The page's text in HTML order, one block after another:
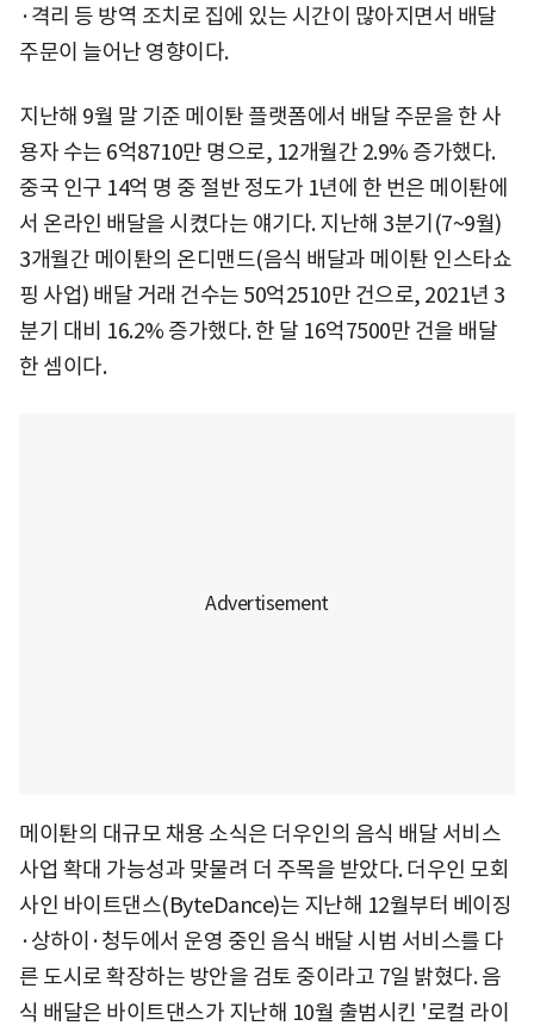
·격리 등 방역 조치로 집에 있는 시간이 많아지면서 배달
주문이 늘어난 영향이다.
지난해 9월 말 기준 메이퇀 플랫폼에서 배달 주문을 한 사
용자 수는 6억8710만 명으로, 12개월간 2.9% 증가했다.
중국 인구 14억 명 중 절반 정도가 1년에 한 번은 메이퇀에
서 온라인 배달을 시켰다는 얘기다. 지난해 3분기(7~9월)
3개월간 메이퇀의 온디맨드(음식 배달과 메이퇀 인스타쇼
핑 사업) 배달 거래 건수는 50억2510만 건으로, 2021년 3
분기 대비 16.2% 증가했다. 한 달 16억7500만 건을 배달
한 셈이다.
메이퇀의 대규모 채용 소식은 더우인의 음식 배달 서비스
사업 확대 가능성과 맞물려 더 주목을 받았다. 더우인 모회
사인 바이트댄스(ByteDance)는 지난해 12월부터 베이징
·상하이·청두에서 운영 중인 음식 배달 시범 서비스를 다
른 도시로 확장하는 방안을 검토 중이라고 7일 밝혔다. 음
식 배달은 바이트댄스가 지난해 10월 출범시킨 '로컬 라이